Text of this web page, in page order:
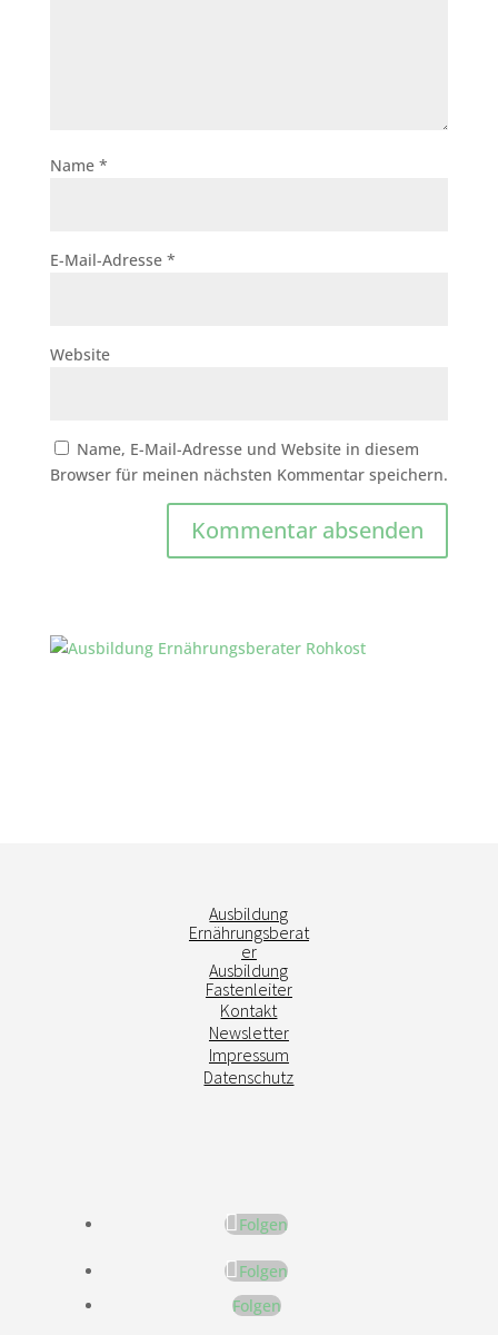
Name *
E-Mail-Adresse *
Website
Name, E-Mail-Adresse und Website in diesem
Browser für meinen nächsten Kommentar speichern.
Ausbildung
Ernährungsberat
er
Ausbildung
Fastenleiter
Kontakt
Newsletter
Impressum
Datenschutz
Folgen
Folgen
Folgen